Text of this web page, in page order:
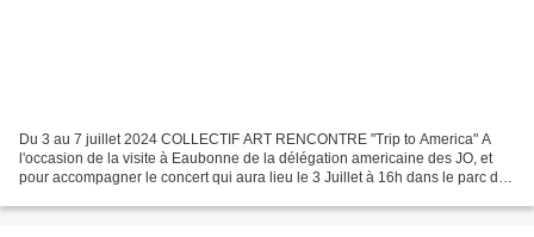
Du 3 au 7 juillet 2024 COLLECTIF ART RENCONTRE "Trip to America" A
l'occasion de la visite à Eaubonne de la délégation americaine des JO, et
pour accompagner le concert qui aura lieu le 3 Juillet à 16h dans le parc de